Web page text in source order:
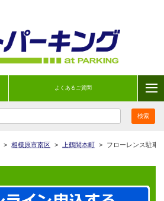
よくあるご質問
> 相模原市南区 > 上鶴間本町 > フローレンス駐車